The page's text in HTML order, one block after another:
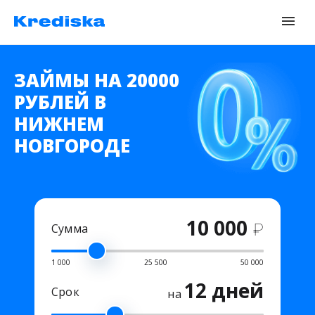
ЗАЙМЫ НА 20000
РУБЛЕЙ В
НИЖНЕМ
НОВГОРОДЕ
Сумма 10 000 ₽
1 000 25 500 50 000
Срок на 12 дней